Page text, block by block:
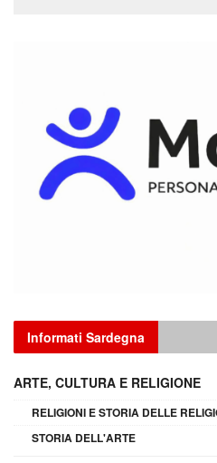
Informati Sardegna
ARTE, CULTURA E RELIGIONE
RELIGIONI E STORIA DELLE
STORIA DELL'ARTE